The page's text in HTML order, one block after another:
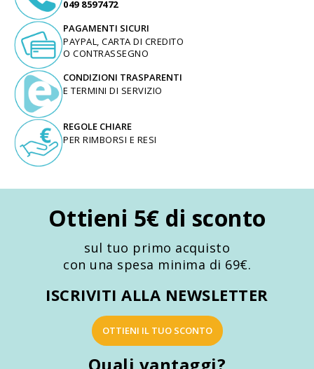
049 8597472
PAGAMENTI SICURI
PAYPAL, CARTA DI CREDITO
O CONTRASSEGNO
CONDIZIONI TRASPARENTI
E TERMINI DI SERVIZIO
REGOLE CHIARE
PER RIMBORSI E RESI
Ottieni 5€ di sconto
sul tuo primo acquisto
con una spesa minima di 69€.
ISCRIVITI ALLA NEWSLETTER
OTTIENI IL TUO SCONTO